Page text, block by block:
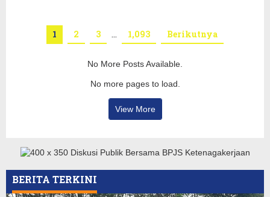
1 2 3 … 1,093 Berikutnya
No More Posts Available.
No more pages to load.
View More
BERITA TERKINI